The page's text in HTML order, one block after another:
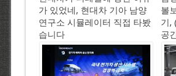
가 있었네, 현대차 기아 남양
연구소 시뮬레이터 직접 타봤
습니다
볼
기,
공